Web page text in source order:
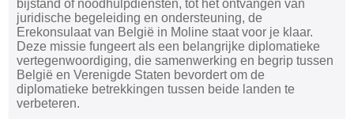
bijstand of noodhulpdiensten, tot het ontvangen van
juridische begeleiding en ondersteuning, de
Erekonsulaat van België in Moline staat voor je klaar.
Deze missie fungeert als een belangrijke diplomatieke
vertegenwoordiging, die samenwerking en begrip tussen
België en Verenigde Staten bevordert om de
diplomatieke betrekkingen tussen beide landen te
verbeteren.